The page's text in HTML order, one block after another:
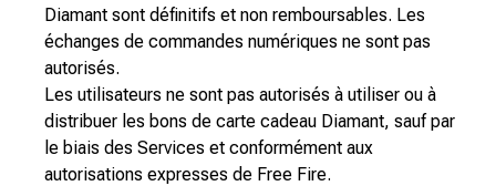
Diamant sont définitifs et non remboursables. Les
échanges de commandes numériques ne sont pas
autorisés.
Les utilisateurs ne sont pas autorisés à utiliser ou à
distribuer les bons de carte cadeau Diamant, sauf par
le biais des Services et conformément aux
autorisations expresses de Free Fire.